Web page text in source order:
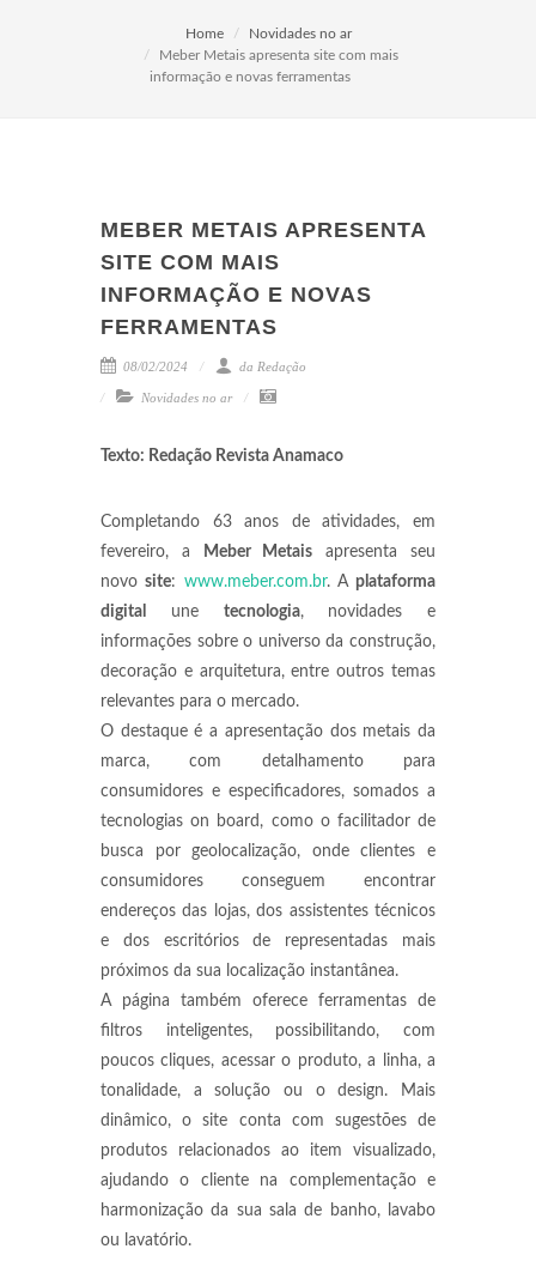
Home
Novidades no ar
Meber Metais apresenta site com mais
informação e novas ferramentas
MEBER METAIS APRESENTA
SITE COM MAIS
INFORMAÇÃO E NOVAS
FERRAMENTAS
08/02/2024 da Redação
Novidades no ar
Texto: Redação Revista Anamaco
Completando 63 anos de atividades, em
fevereiro, a
Meber Metais apresenta seu
novosite: www.meber.com.br.A plataforma
digital
une tecnologia, novidades e
informações sobre o universo da construção,
decoração e arquitetura, entre outros temas
relevantes para o mercado.
O destaque é a apresentação dos metais da
marca, com detalhamento para
consumidores e especificadores, somados a
tecnologias on board, como o facilitador de
busca por geolocalização, onde clientes e
consumidores conseguem encontrar
endereços das lojas, dos assistentes técnicos
e dos escritórios de representadas mais
próximos da sua localização instantânea.
A página também oferece ferramentas de
filtros inteligentes, possibilitando, com
poucos cliques, acessar o produto, a linha, a
tonalidade, a solução ou o design. Mais
dinâmico, o site conta com sugestões de
produtos relacionados ao item visualizado,
ajudando o cliente na complementação e
harmonização da sua sala de banho, lavabo
ou lavatório.